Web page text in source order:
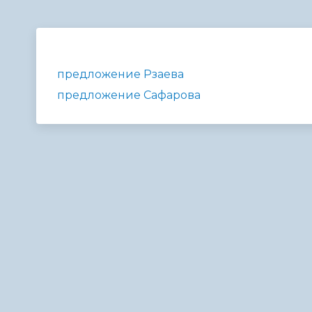
предложение Рзаева
предложение Сафарова